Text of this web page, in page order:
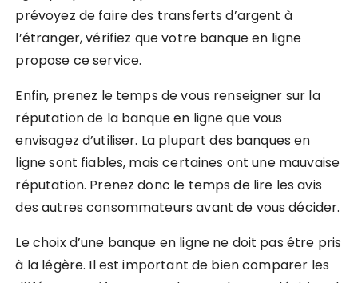
prévoyez de faire des transferts d’argent à
l’étranger, vérifiez que votre banque en ligne
propose ce service.
Enfin, prenez le temps de vous renseigner sur la
réputation de la banque en ligne que vous
envisagez d’utiliser. La plupart des banques en
ligne sont fiables, mais certaines ont une mauvaise
réputation. Prenez donc le temps de lire les avis
des autres consommateurs avant de vous décider.
Le choix d’une banque en ligne ne doit pas être pris
à la légère. Il est important de bien comparer les